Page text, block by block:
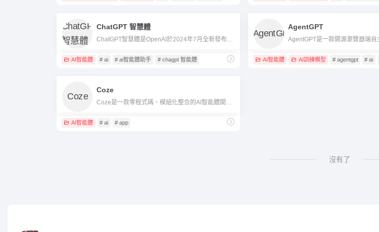
ChatGPT 智慧體
AI智能體 # ai # ai智能體助手 # chagpt 智能體
AgentGPT
AI智能體 AI訓練模型 # agentgpt # ai
Coze
AI智能體 # ai # app
沒有了